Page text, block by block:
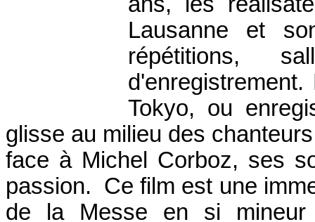
Lausanne et
répétitions,
Tokyo, ou
glisse au milieu des
face à Michel Corboz, ses
passion. Ce film est une
de la Messe en si mineur